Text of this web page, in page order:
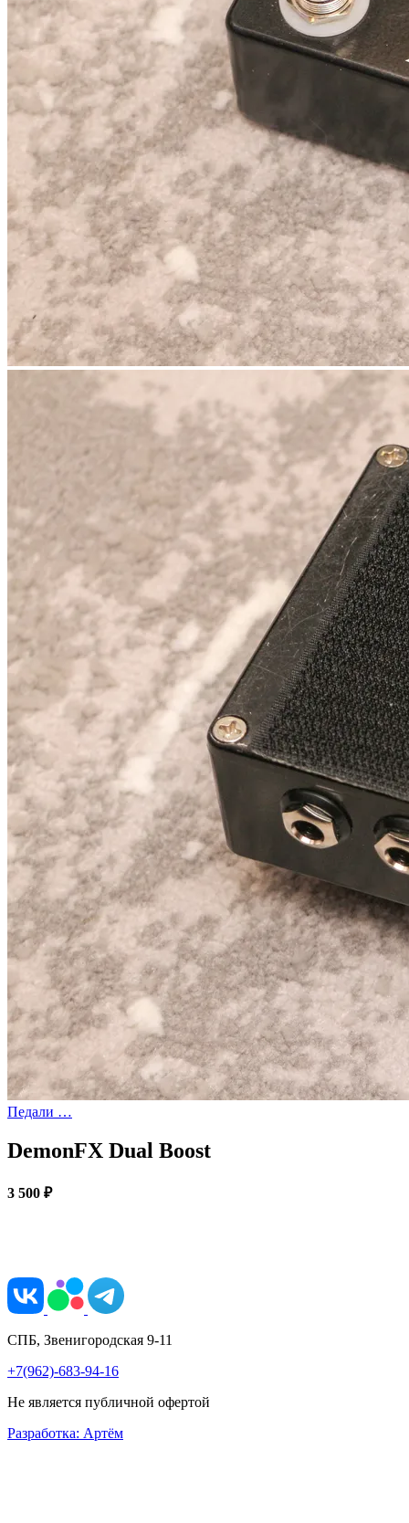
Педали …
DemonFX Dual Boost
3 500 ₽
СПБ, Звенигородская 9-11
+7(962)-683-94-16
Не является публичной офертой
Разработка: Артём